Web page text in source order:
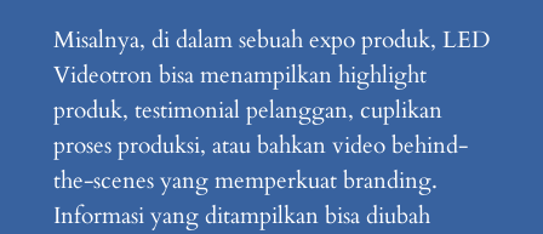
Misalnya, di dalam sebuah expo produk, LED
Videotron bisa menampilkan highlight
produk, testimonial pelanggan, cuplikan
proses produksi, atau bahkan video behind-
the-scenes yang memperkuat branding.
Informasi yang ditampilkan bisa diubah